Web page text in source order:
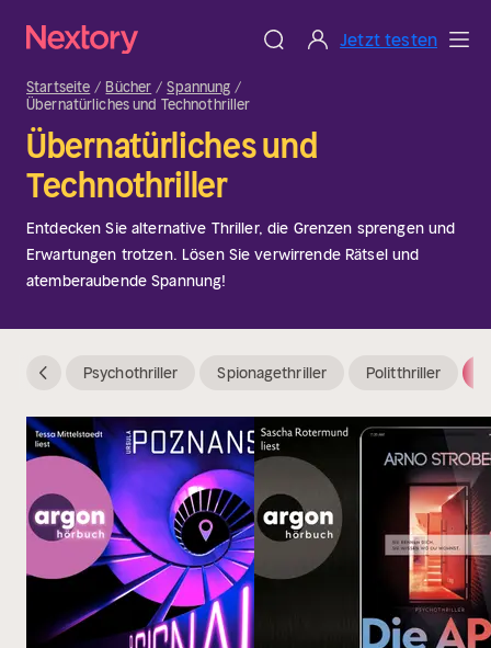
Jetzt testen
Startseite Bücher
Spannung
Übernatürliches und Technothriller
Übernatürliches und
Technothriller
Entdecken Sie alternative Thriller, die Grenzen sprengen und
Erwartungen trotzen. Lösen Sie verwirrende Rätsel und
atemberaubende Spannung!
Psychothriller Spionagethriller Politthriller